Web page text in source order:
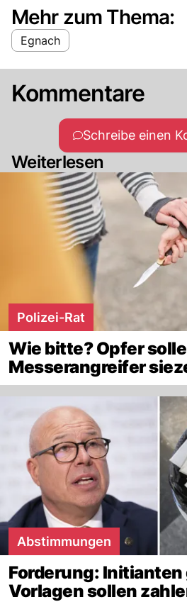
Mehr zum Thema:
Egnach
Kommentare
Schreibe einen
Weiterlesen
Polizei-Rat
Wie bitte? Opfer
Messerangreifer
Abstimmungen
Forderung:
Vorlagen sollen